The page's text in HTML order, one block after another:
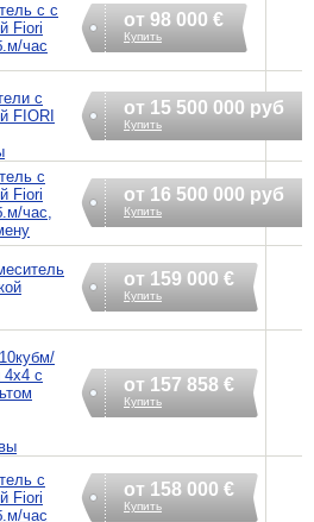
с с
Fiori
час
от 98 000 €
Купить
с
FIORI
от 15 500 000 руб
Купить
с
Fiori
час,
от 16 500 000 руб
Купить
от 159 000 €
Купить
с
от 157 858 €
Купить
с
Fiori
час
от 158 000 €
Купить